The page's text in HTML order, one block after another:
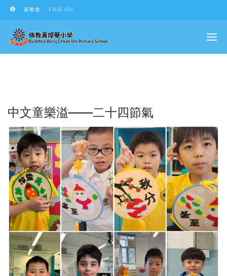
家教會 ENGLISH
中文童樂溢——二十四節氣